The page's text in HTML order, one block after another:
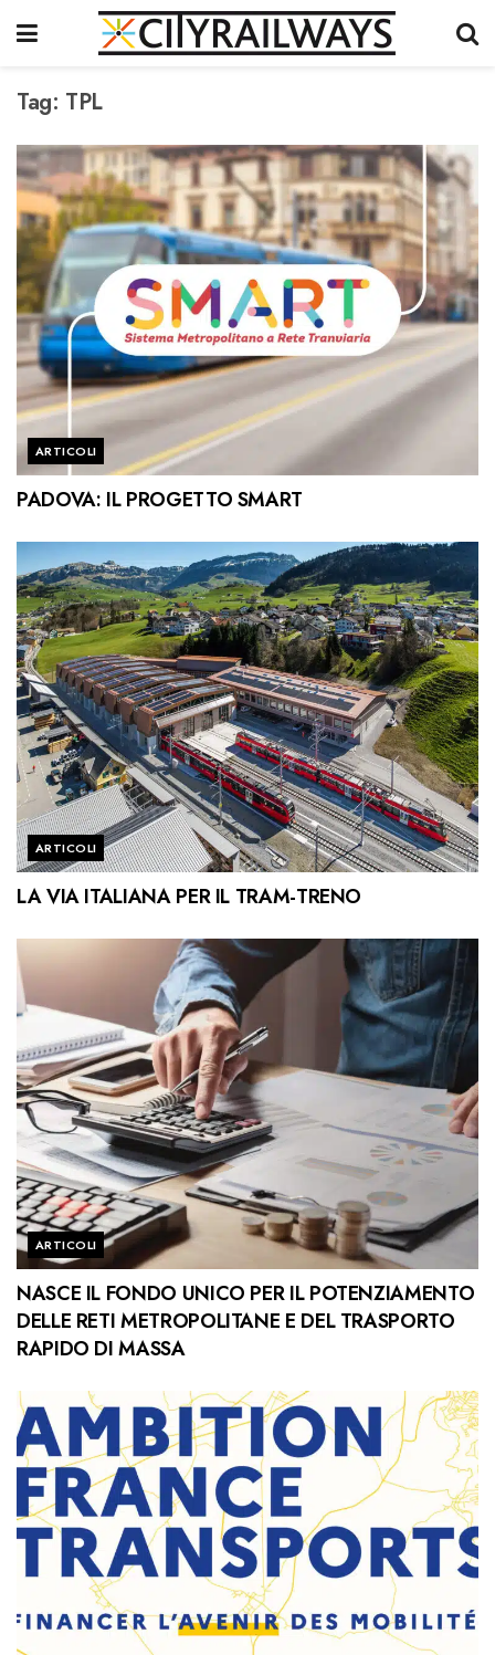
Tag: TPL
ARTICOLI
PADOVA: IL PROGETTO SMART
ARTICOLI
LA VIA ITALIANA PER IL TRAM-TRENO
ARTICOLI
NASCE IL FONDO UNICO PER IL POTENZIAMENTO
DELLE RETI METROPOLITANE E DEL TRASPORTO
RAPIDO DI MASSA